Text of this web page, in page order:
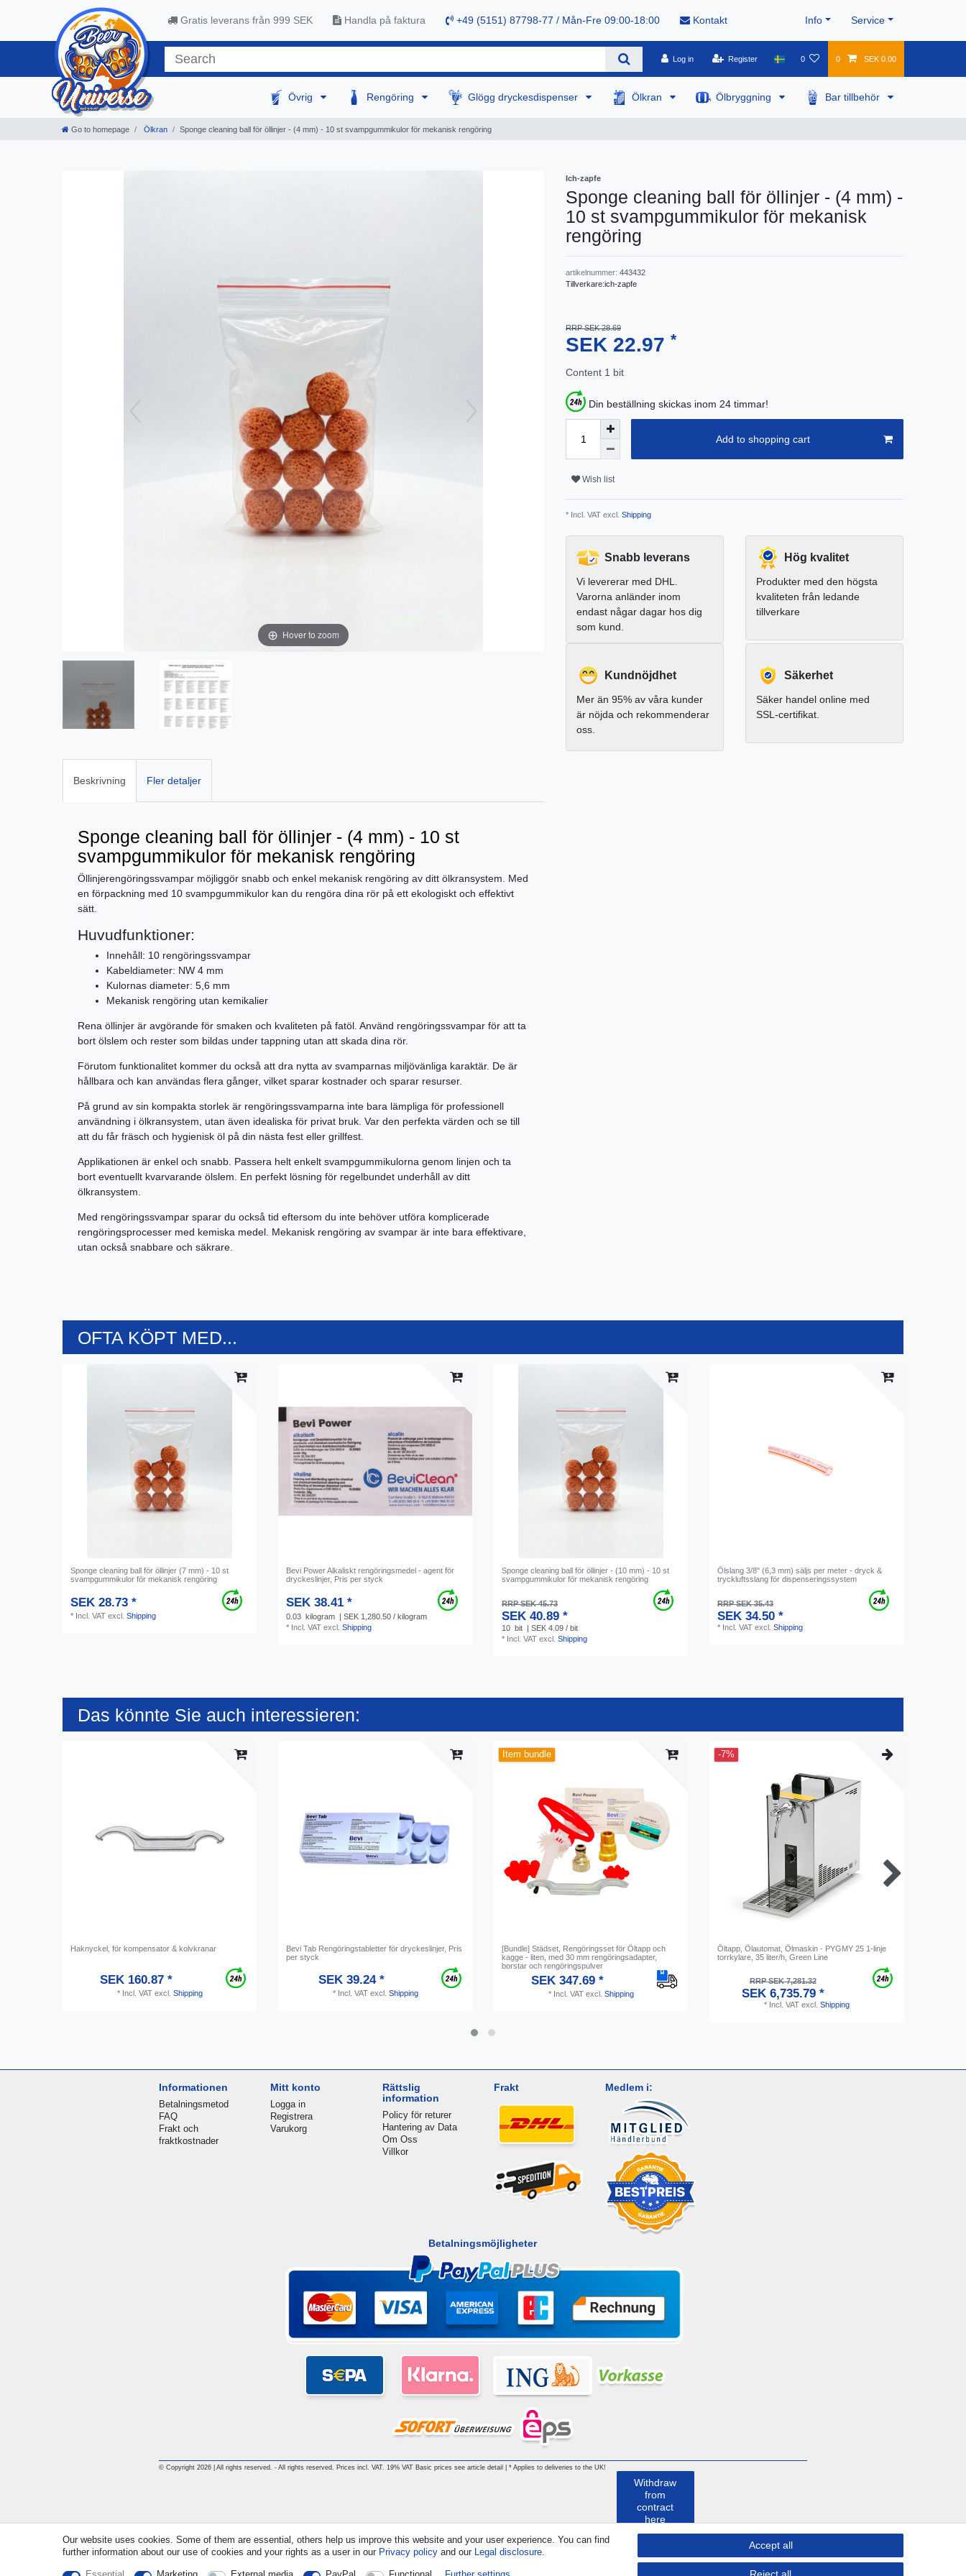
Gratis leverans från 999 SEK Handla på faktura +49 (5151) 87798-77 / Mån-Fre 09:00-18:00 Kontakt Info Service
Log in Register 0 0 SEK 0.00
Övrig Rengöring Glögg dryckesdispenser Ölkran Ölbryggning Bar tillbehör
Go to homepage Ölkran Sponge cleaning ball för öllinjer - (4 mm) - 10 st svampgummikulor för mekanisk rengöring
Hover to zoom
Beskrivning Fler detaljer
Sponge cleaning ball för öllinjer - (4 mm) - 10 st
svampgummikulor för mekanisk rengöring
Öllinjerengöringssvampar möjliggör snabb och enkel mekanisk rengöring av ditt ölkransystem. Med
en förpackning med 10 svampgummikulor kan du rengöra dina rör på ett ekologiskt och effektivt
sätt.
Huvudfunktioner:
Innehåll: 10 rengöringssvampar
Kabeldiameter: NW 4 mm
Kulornas diameter: 5,6 mm
Mekanisk rengöring utan kemikalier
Rena öllinjer är avgörande för smaken och kvaliteten på fatöl. Använd rengöringssvampar för att ta
bort ölslem och rester som bildas under tappning utan att skada dina rör.
Förutom funktionalitet kommer du också att dra nytta av svamparnas miljövänliga karaktär. De är
hållbara och kan användas flera gånger, vilket sparar kostnader och sparar resurser.
På grund av sin kompakta storlek är rengöringssvamparna inte bara lämpliga för professionell
användning i ölkransystem, utan även idealiska för privat bruk. Var den perfekta värden och se till
att du får fräsch och hygienisk öl på din nästa fest eller grillfest.
Applikationen är enkel och snabb. Passera helt enkelt svampgummikulorna genom linjen och ta
bort eventuellt kvarvarande ölslem. En perfekt lösning för regelbundet underhåll av ditt
ölkransystem.
Med rengöringssvampar sparar du också tid eftersom du inte behöver utföra komplicerade
rengöringsprocesser med kemiska medel. Mekanisk rengöring av svampar är inte bara effektivare,
utan också snabbare och säkrare.
Ich-zapfe
Sponge cleaning ball för öllinjer - (4 mm) -
10 st svampgummikulor för mekanisk
rengöring
artikelnummer: 443432
Tillverkare:ich-zapfe
RRP SEK 28.69
SEK 22.97 *
Content 1 bit
Din beställning skickas inom 24 timmar!
Add to shopping cart
Wish list
* Incl. VAT excl. Shipping
Snabb leverans
Vi levererar med DHL.
Varorna anländer inom
endast någar dagar hos dig
som kund.
Hög kvalitet
Produkter med den högsta
kvaliteten från ledande
tillverkare
Kundnöjdhet
Mer än 95% av våra kunder
är nöjda och rekommenderar
oss.
Säkerhet
Säker handel online med
SSL-certifikat.
OFTA KÖPT MED...
Sponge cleaning ball för öllinjer (7 mm) - 10 st
svampgummikulor för mekanisk rengöring
SEK 28.73 *
* Incl. VAT excl.Shipping
Bevi Power Alkaliskt rengöringsmedel - agent för
dryckeslinjer, Pris per styck
SEK 38.41 *
0.03 kilogram | SEK 1,280.50 / kilogram
* Incl. VAT excl.Shipping
Sponge cleaning ball för öllinjer - (10 mm) - 10 st
svampgummikulor för mekanisk rengöring
RRP SEK 45.73
SEK 40.89 *
10 bit | SEK 4.09 / bit
* Incl. VAT excl.Shipping
Ölslang 3/8" (6,3 mm) säljs per meter - dryck &
tryckluftsslang för dispenseringssystem
RRP SEK 35.43
SEK 34.50 *
* Incl. VAT excl.Shipping
Das könnte Sie auch interessieren:
Haknyckel, för kompensator & kolvkranar
SEK 160.87 *
* Incl. VATexcl. Shipping
Bevi Tab Rengöringstabletter för dryckeslinjer, Pris
per styck
SEK 39.24 *
* Incl. VATexcl. Shipping
Item bundle
[Bundle] Städset, Rengöringsset för Öltapp och
kagge - liten, med 30 mm rengöringsadapter,
borstar och rengöringspulver
SEK 347.69 *
* Incl. VATexcl. Shipping
-7%
Öltapp, Ölautomat, Ölmaskin - PYGMY 25 1-linje
torrkylare, 35 liter/h, Green Line
RRP SEK 7,281.32
SEK 6,735.79 *
* Incl. VATexcl. Shipping
Informationen
Betalningsmetod
FAQ
Frakt och
fraktkostnader
Mitt konto
Logga in
Registrera
Varukorg
Rättslig
information
Policy för returer
Hantering av Data
Om Oss
Villkor
Frakt Medlem i:
Betalningsmöjligheter
© Copyright 2026 | All rights reserved. - All rights reserved. Prices incl. VAT. 19% VAT Basic prices see article detail | * Applies to deliveries to the UK!
Our website uses cookies. Some of them are essential, others help us improve this website and your user experience. You can find
further information about our use of cookies and your rights as a user in our Privacy policy and our Legal disclosure.
Accept all
Withdraw
from
contract
here